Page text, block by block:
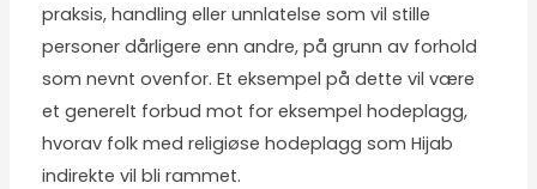
praksis, handling eller unnlatelse som vil stille
personer dårligere enn andre, på grunn av forhold
som nevnt ovenfor. Et eksempel på dette vil være
et generelt forbud mot for eksempel hodeplagg,
hvorav folk med religiøse hodeplagg som Hijab
indirekte vil bli rammet.